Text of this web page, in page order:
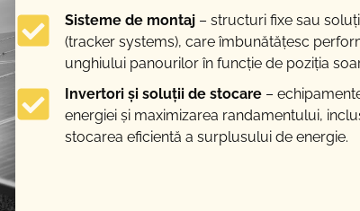
Sisteme de montaj – structuri fixe sau
(tracker systems), care îmbunătățesc
unghiului panourilor în funcție de poziția
Invertori și soluții de stocare –
energiei și maximizarea randamentului,
stocarea eficientă a surplusului de energie.